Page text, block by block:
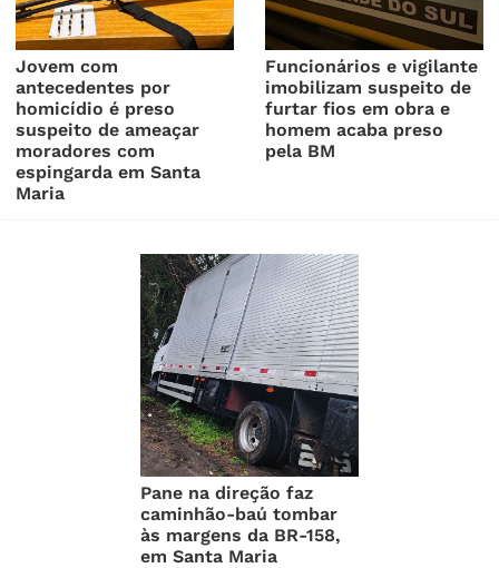
Jovem com
antecedentes por
homicídio é preso
suspeito de ameaçar
moradores com
espingarda em Santa
Maria
Funcionários e vigilante
imobilizam suspeito de
furtar fios em obra e
homem acaba preso
pela BM
Pane na direção faz
caminhão-baú tombar
às margens da BR-158,
em Santa Maria